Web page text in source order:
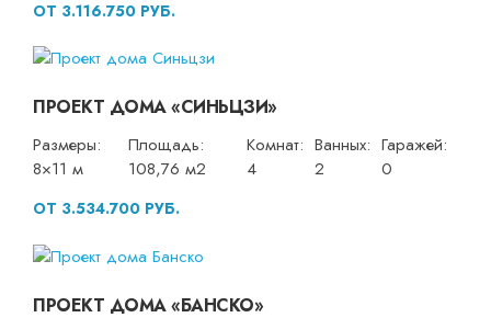
ОТ 3.116.750 РУБ.
ПРОЕКТ ДОМА «СИНЬЦЗИ»
Размеры:
8×11 м
Площадь:
108,76 м2
Комнат:
4
Ванных:
2
Гаражей:
0
ОТ 3.534.700 РУБ.
ПРОЕКТ ДОМА «БАНСКО»